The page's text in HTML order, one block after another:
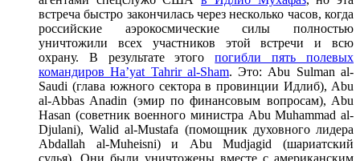
встреча быстро закончилась через несколько часов, когда
российские аэрокосмические силы полностью
уничтожили всех участников этой встречи и всю
охрану. В результате этогопогибли пять полевых
командиров Ha’yat Tahrir al-Sham. Это: Abu Sulman al-
Saudi (глава южного сектора в провинции Идлиб), Abu
al-Abbas Anadin (эмир по финансовым вопросам), Abu
Hasan (советник военного министра Abu Muhammad al-
Djulani), Walid al-Mustafa (помощник духовного лидера
Abdallah al-Muheisni) и Abu Mudjagid (шариатский
судья). Они были уничтожены вместе с американским